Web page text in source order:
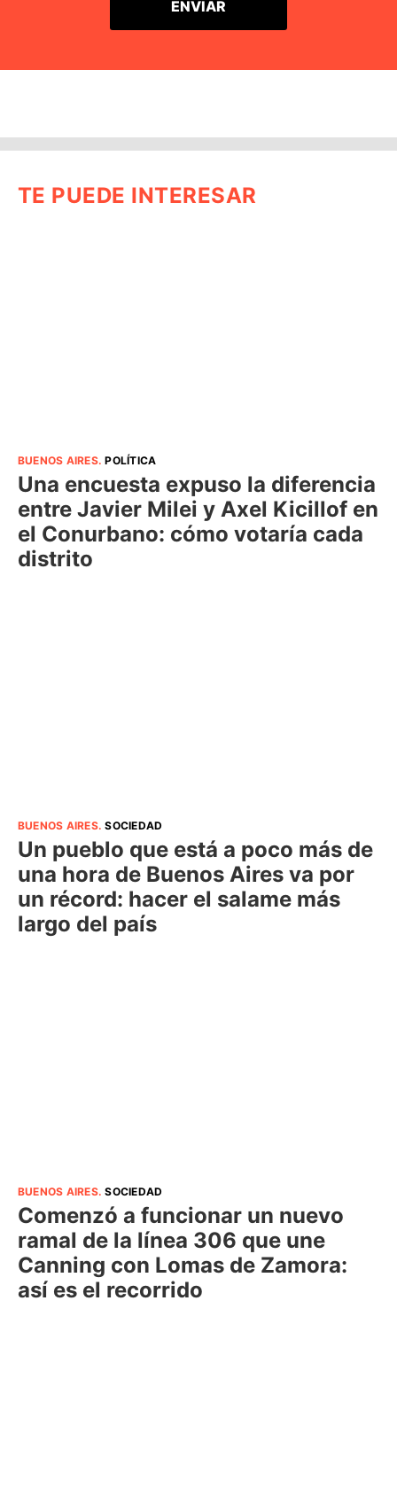
TE PUEDE INTERESAR
BUENOS AIRES.POLÍTICA
Una encuesta expuso la diferencia
entre Javier Milei y Axel Kicillof en
el Conurbano: cómo votaría cada
distrito
BUENOS AIRES.SOCIEDAD
Un pueblo que está a poco más de
una hora de Buenos Aires va por
un récord: hacer el salame más
largo del país
BUENOS AIRES.SOCIEDAD
Comenzó a funcionar un nuevo
ramal de la línea 306 que une
Canning con Lomas de Zamora:
así es el recorrido